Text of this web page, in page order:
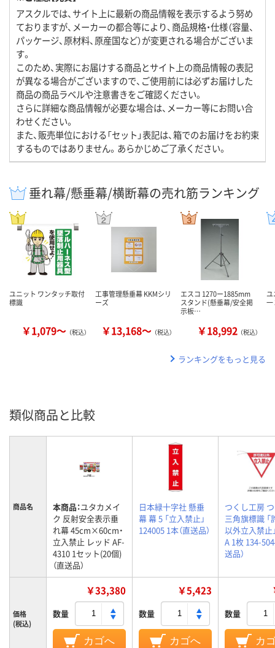
アスクルでは、サイト上に最新の商品情報を表示するよう努め
ておりますが、メーカーの都合等により、商品規格・仕様（容量、
パッケージ、原材料、原産国など）が変更される場合がございま
す。
このため、実際にお届けする商品とサイト上の商品情報の表記
が異なる場合がございますので、ご使用前には必ずお届けした
商品の商品ラベルや注意書きをご確認ください。
さらに詳細な商品情報が必要な場合は、メーカー等にお問い合
わせください。
また、販売単位における「セット」表記は、箱でのお届けをお約束
するものではありません。あらかじめご了承ください。
垂れ幕/懸垂幕/横断幕の売れ筋ランキング
ユニット ワンタッチ取付
標識
￥1,079～ （税込）
工事管理懸垂幕 KKMシリ
ーズ
￥13,168～ （税込）
エスコ 1270ー1885mm
スタンド(懸垂幕/安全掲
示板…
￥18,992 （税込）
一
ランキングをもっと見る
類似商品と比較
商品名 本商品：ユタカメイ
ク 反射安全表示垂
れ幕 45cm×60cm・
立入禁止 レッド AF-
4310 1セット(20個)
（直送品）
日本緑十字社 懸垂
幕 幕 5 「立入禁止」
124005 1本（直送品）
つくし工房
三角旗標識 「
以外立入禁止
A 1枚 134-
送品）
価格
(税込)
￥33,380
数量
カゴへ
￥5,423
数量
カゴへ
数量
カ